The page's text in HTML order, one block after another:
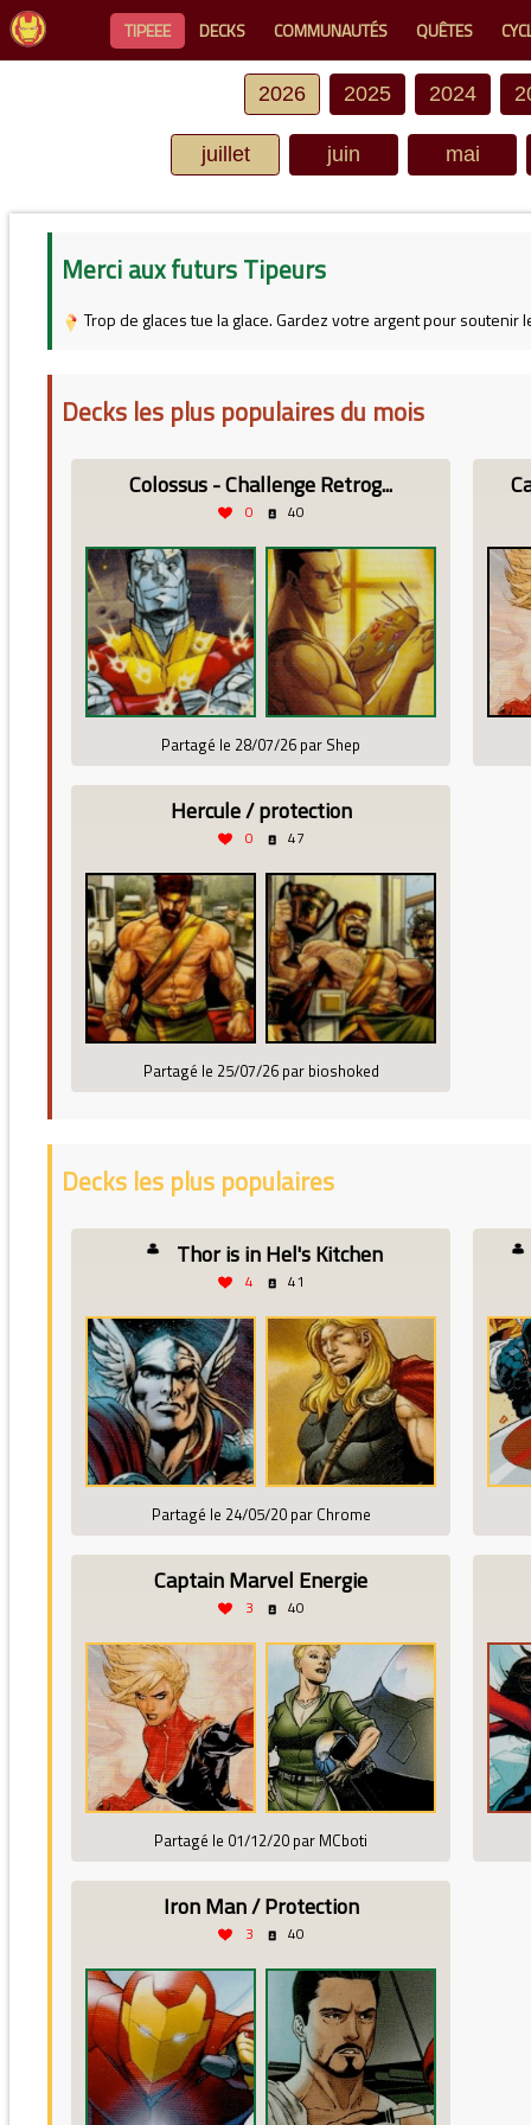
TIPEEE DECKS COMMUNAUTÉS QUÊTES
2026 2025 2024
juillet juin mai
Merci aux futurs Tipeurs
Trop de glaces tue la glace. Gardez votre argent pour soutenir
Decks les plus populaires du mois
Colossus - Challenge Retrog...
0 40
Partagé le 28/07/26 par Shep
Hercule / protection
0 47
Partagé le 25/07/26 par bioshoked
Decks les plus populaires
Thor is in Hel's Kitchen
4 41
Partagé le 24/05/20 par Chrome
Captain Marvel Energie
3 40
Partagé le 01/12/20 par MCboti
Iron Man / Protection
3 40